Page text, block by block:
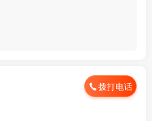
拨打电话